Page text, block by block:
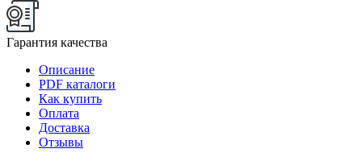
Гарантия качества
Описание
PDF каталоги
Как купить
Оплата
Доставка
Отзывы